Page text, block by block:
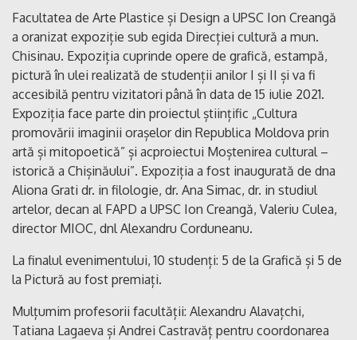
Facultatea de Arte Plastice și Design a UPSC Ion Creangă
a oranizat expoziție sub egida Direcției cultură a mun.
Chisinau. Expoziția cuprinde opere de grafică, estampă,
pictură în ulei realizată de studenții anilor I și II și va fi
accesibilă pentru vizitatori până în data de 15 iulie 2021.
Expoziția face parte din proiectul științific „Cultura
promovării imaginii orașelor din Republica Moldova prin
artă și mitopoetică” și acproiectui Moștenirea cultural –
istorică a Chișinăului”. Expoziția a fost inaugurată de dna
Aliona Grati dr. in filologie, dr. Ana Simac, dr. in studiul
artelor, decan al FAPD a UPSC Ion Creangă, Valeriu Culea,
director MIOC, dnl Alexandru Corduneanu.
La finalul evenimentului, 10 studenți: 5 de la Grafică și 5 de
la Pictură au fost premiați.
Mulțumim profesorii facultății: Alexandru Alavațchi,
Tatiana Lagaeva și Andrei Castravăț pentru coordonarea